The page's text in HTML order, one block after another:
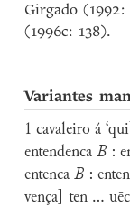
Girgado
(1996c: 138).
Variantes
1 cavaleiro á
entendencaB :
entencaB :
vença] ten ...